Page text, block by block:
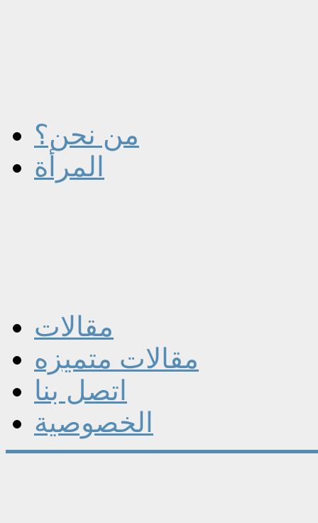
من نحن؟
المرأة
مقالات
مقالات متميزه
اتصل بنا
الخصوصية